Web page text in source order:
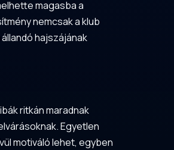
magasba a
nemcsak a klub
hajszájának
ritkán maradnak
Egyetlen
motiváló lehet, egyben